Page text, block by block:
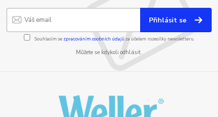
Přihlásit se
Souhlasím se zpracováním osobních údajůza účelem rozesílky newsletteru.
Můžete se kdykoli odhlásit.